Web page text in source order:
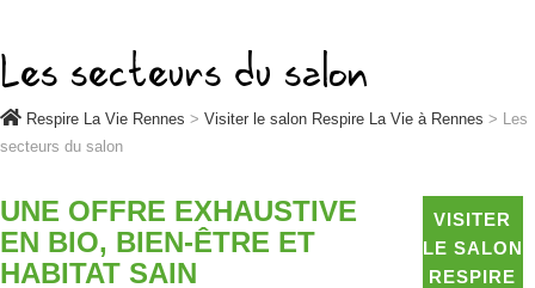
Les secteurs du salon
Respire La Vie Rennes > Visiter le salon Respire La Vie à Rennes > Les
secteurs du salon
UNE OFFRE EXHAUSTIVE
EN BIO, BIEN-ÊTRE ET
HABITAT SAIN
VISITER
LE SALON
RESPIRE